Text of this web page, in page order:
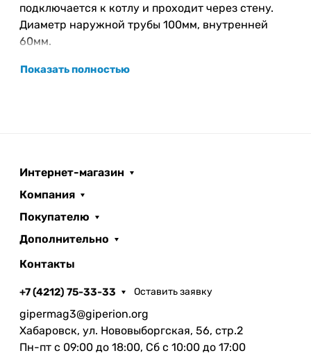
подключается к котлу и проходит через стену.
Диаметр наружной трубы 100мм, внутренней
60мм.
Показать полностью
Интернет-магазин
Компания
Покупателю
Дополнительно
Контакты
+7 (4212) 75-33-33 Оставить заявку
gipermag3@giperion.org
Хабаровск, ул. Нововыборгская, 56, стр.2
Пн-пт с 09:00 до 18:00, Сб с 10:00 до 17:00